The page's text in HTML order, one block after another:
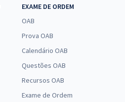
EXAME DE ORDEM
OAB
Prova OAB
Calendário OAB
Questões OAB
Recursos OAB
Exame de Ordem